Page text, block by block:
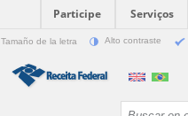
Participe Serviços
Tamaño de la letra Alto contraste